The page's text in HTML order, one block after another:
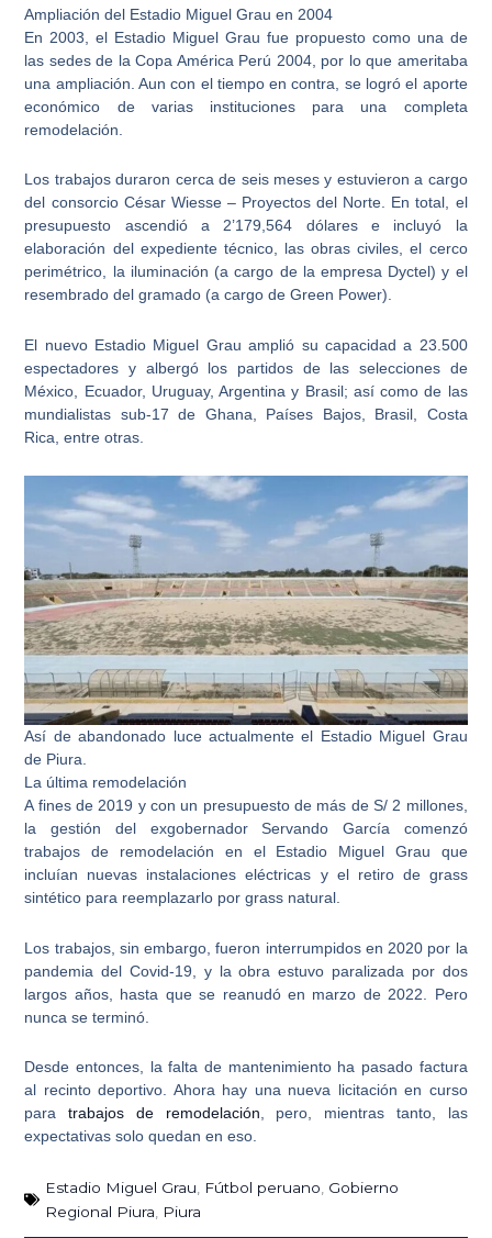
Ampliación del Estadio Miguel Grau en 2004
En 2003, el Estadio Miguel Grau fue propuesto como una de
las sedes de laCopa América Perú 2004, por lo que ameritaba
una ampliación. Aun con el tiempo en contra, se logró el aporte
económico de varias instituciones para una completa
remodelación.
Los trabajos duraron cerca de seis meses y estuvieron a cargo
del consorcio César Wiesse – Proyectos del Norte. En total, el
presupuesto ascendió a 2’179,564 dólares e incluyó la
elaboración del expediente técnico, las obras civiles, el cerco
perimétrico, la iluminación (a cargo de la empresa Dyctel) y el
resembrado del gramado (a cargo de Green Power).
El nuevo Estadio Miguel Grau amplió su capacidad a 23.500
espectadores y albergó los partidos de las selecciones de
México, Ecuador, Uruguay, Argentina y Brasil; así como de las
mundialistas sub-17 de Ghana, Países Bajos, Brasil, Costa
Rica, entre otras.
Así de abandonado luce actualmente el Estadio Miguel Grau
de Piura.
La última remodelación
A fines de 2019 y con un presupuesto de más de S/ 2 millones,
la gestión del exgobernador Servando García comenzó
trabajos de remodelación en el Estadio Miguel Grau que
incluían nuevas instalaciones eléctricas y el retiro de grass
sintético para reemplazarlo por grass natural.
Los trabajos, sin embargo, fueron interrumpidos en 2020 por la
pandemia del Covid-19 , y la obra estuvo paralizada por dos
largos años, hasta que se reanudó en marzo de 2022. Pero
nunca se terminó.
Desde entonces, la falta de mantenimiento ha pasado factura
al recinto deportivo. Ahora hay una nueva licitación en curso
paratrabajos de remodelación, pero, mientras tanto, las
expectativas solo quedan en eso.
Estadio Miguel Grau Fútbol peruano Gobierno
Regional Piura
Piura